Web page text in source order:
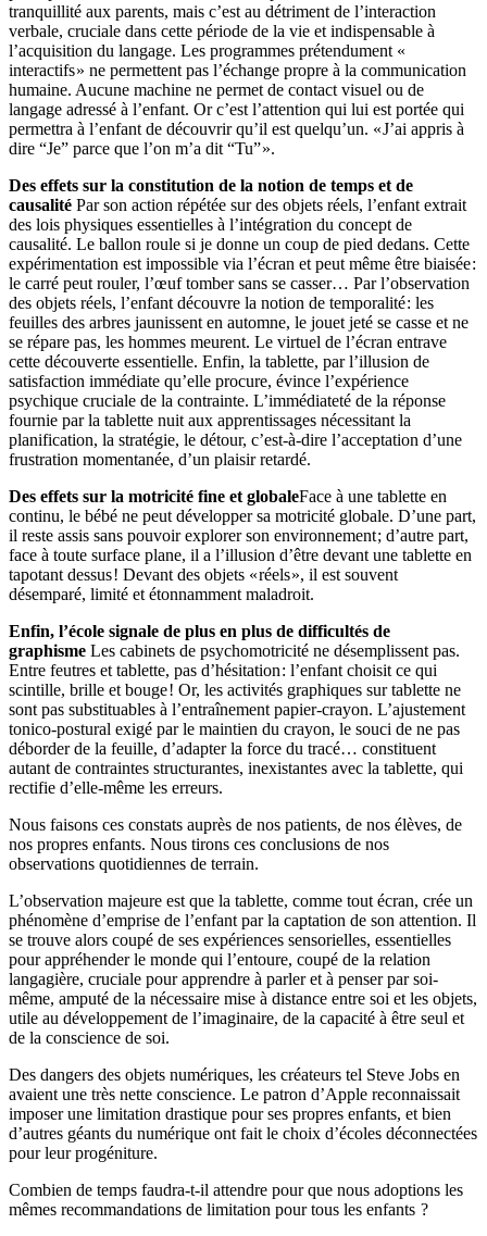
tranquillité aux parents, mais c’est au détriment de l’interaction
verbale, cruciale dans cette période de la vie et indispensable à
l’acquisition du langage. Les programmes prétendument «
interactifs » ne permettent pas l’échange propre à la communication
humaine. Aucune machine ne permet de contact visuel ou de
langage adressé à l’enfant. Or c’est l’attention qui lui est portée qui
permettra à l’enfant de découvrir qu’il est quelqu’un. « J’ai appris à
dire “Je” parce que l’on m’a dit “Tu” ».
Des effets sur la constitution de la notion de temps et de
causalité Par son action répétée sur des objets réels, l’enfant extrait
des lois physiques essentielles à l’intégration du concept de
causalité. Le ballon roule si je donne un coup de pied dedans. Cette
expérimentation est impossible via l’écran et peut même être biaisée :
le carré peut rouler, l’œuf tomber sans se casser… Par l’observation
des objets réels, l’enfant découvre la notion de temporalité : les
feuilles des arbres jaunissent en automne, le jouet jeté se casse et ne
se répare pas, les hommes meurent. Le virtuel de l’écran entrave
cette découverte essentielle. Enfin, la tablette, par l’illusion de
satisfaction immédiate qu’elle procure, évince l’expérience
psychique cruciale de la contrainte. L’immédiateté de la réponse
fournie par la tablette nuit aux apprentissages nécessitant la
planification, la stratégie, le détour, c’est-à-dire l’acceptation d’une
frustration momentanée, d’un plaisir retardé.
Des effets sur la motricité fine et globaleFace à une tablette en
continu, le bébé ne peut développer sa motricité globale. D’une part,
il reste assis sans pouvoir explorer son environnement ; d’autre part,
face à toute surface plane, il a l’illusion d’être devant une tablette en
tapotant dessus ! Devant des objets « réels », il est souvent
désemparé, limité et étonnamment maladroit.
Enfin, l’école signale de plus en plus de difficultés de
graphisme Les cabinets de psychomotricité ne désemplissent pas.
Entre feutres et ­tablette, pas d’hésitation : l’enfant choisit ce qui
scintille, brille et bouge ! Or, les activités graphiques sur tablette ne
sont pas substituables à l’entraînement papier-crayon. L’ajustement
tonico-postural exigé par le maintien du crayon, le souci de ne pas
déborder de la feuille, d’adapter la force du tracé… constituent
autant de contraintes structurantes, inexistantes avec la tablette, qui
rectifie d’elle-même les erreurs.
Nous faisons ces constats auprès de nos patients, de nos élèves, de
nos propres enfants. Nous tirons ces conclusions de nos
observations quotidiennes de terrain.
L’observation majeure est que la tablette, comme tout écran, crée un
phénomène d’emprise de l’enfant par la captation de son attention. Il
se trouve alors coupé de ses expériences sensorielles, essentielles
pour appréhender le monde qui l’entoure, coupé de la relation
langagière, cruciale pour apprendre à parler et à penser par soi-
même, amputé de la nécessaire mise à distance entre soi et les objets,
utile au développement de l’imaginaire, de la capacité à être seul et
de la conscience de soi.
Des dangers des objets numériques, les créateurs tel Steve Jobs en
avaient une très nette conscience. Le patron d’Apple reconnaissait
imposer une limitation drastique pour ses propres enfants, et bien
d’autres géants du numérique ont fait le choix d’écoles déconnectées
pour leur progéniture.
Combien de temps faudra-t-il attendre pour que nous adoptions les
mêmes recommandations de limitation pour tous les enfants ?